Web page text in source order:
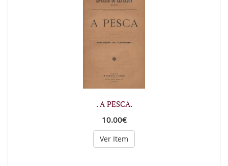
. A PESCA.
10.00€
Ver Item